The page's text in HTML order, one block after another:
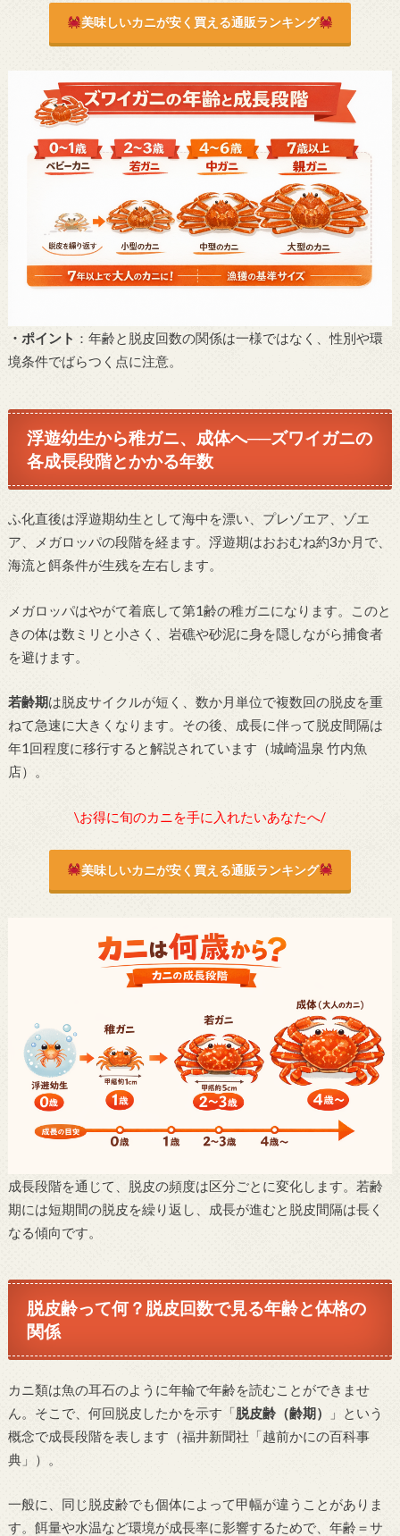
美味しいカニが安く買える通販ランキング
・ポイント ：年齢と脱皮回数の関係は一様ではなく、性別や環
境条件でばらつく点に注意。
浮遊幼生から稚ガニ、成体へ──ズワイガニの
各成長段階とかかる年数
ふ化直後は浮遊期幼生として海中を漂い、プレゾエア、ゾエ
ア、メガロッパの段階を経ます。浮遊期はおおむね約3か月で、
海流と餌条件が生残を左右します。
メガロッパはやがて着底して第1齢の稚ガニになります。このと
きの体は数ミリと小さく、岩礁や砂泥に身を隠しながら捕食者
を避けます。
若齢期は脱皮サイクルが短く、数か月単位で複数回の脱皮を重
ねて急速に大きくなります。その後、成長に伴って脱皮間隔は
年1回程度に移行すると解説されています（城崎温泉 竹内魚
店）。
\お得に旬のカニを手に入れたいあなたへ/
美味しいカニが安く買える通販ランキング
成長段階を通じて、脱皮の頻度は区分ごとに変化します。若齢
期には短期間の脱皮を繰り返し、成長が進むと脱皮間隔は長く
なる傾向です。
脱皮齢って何？脱皮回数で見る年齢と体格の
関係
カニ類は魚の耳石のように年輪で年齢を読むことができませ
ん。そこで、何回脱皮したかを示す「脱皮齢（齢期）
」という
概念で成長段階を表します（福井新聞社「越前かにの百科事
典」）。
一般に、同じ脱皮齢でも個体によって甲幅が違うことがありま
す。餌量や水温など環境が成長率に影響するためで、年齢＝サ